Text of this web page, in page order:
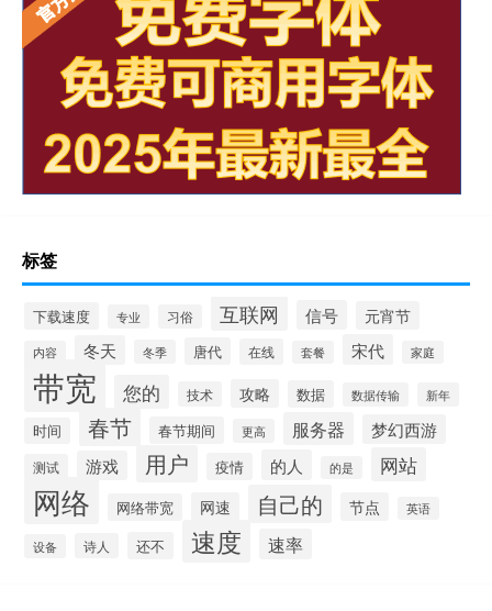
标签
下载速度 专业 习俗 互联网 信号 元宵节
内容 冬天 冬季 唐代 在线 套餐 宋代 家庭
带宽 您的 技术 攻略 数据 数据传输 新年
时间 春节 春节期间 更高 服务器 梦幻西游
测试 游戏 用户 疫情 的人 的是 网站
网络 网络带宽 网速 自己的 节点 英语
设备 诗人 还不 速度 速率